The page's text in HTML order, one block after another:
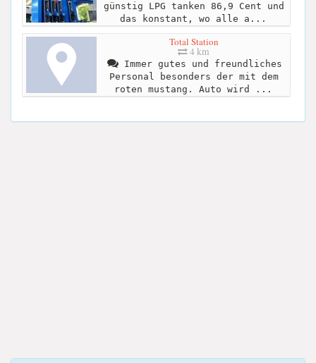
günstig LPG tanken 86,9 Cent und
das konstant, wo alle a...
Total Station
4 km
Immer gutes und freundliches
Personal besonders der mit dem
roten mustang. Auto wird ...